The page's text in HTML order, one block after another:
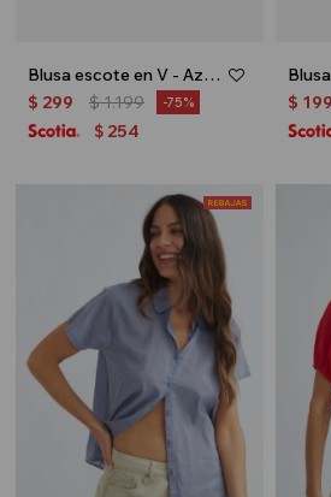
Blusa escote en V - Azul marino
$ 299 $1.199 75
$ 254
$ 199